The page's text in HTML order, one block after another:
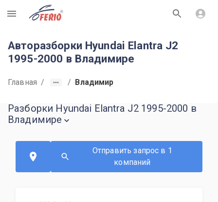
R
Авторазборки Hyundai Elantra J2
1995-2000 в Владимире
Главная / / Владимир
Разборки Hyundai Elantra J2 1995-2000 в
Владимире
Отправить запрос в 1
компаний